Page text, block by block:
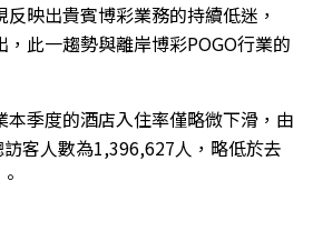
映出貴賓博彩業務的持續低迷，
，此一趨勢與離岸博彩POGO行業的
本季度的酒店入住率僅略微下滑，由
客人數為1,396,627人，略低於去